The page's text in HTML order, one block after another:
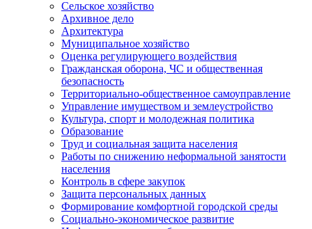
Сельское хозяйство
Архивное дело
Архитектура
Муниципальное хозяйство
Оценка регулирующего воздействия
Гражданская оборона, ЧС и общественная
безопасность
Территориально-общественное самоуправление
Управление имуществом и землеустройство
Культура, спорт и молодежная политика
Образование
Труд и социальная защита населения
Работы по снижению неформальной занятости
населения
Контроль в сфере закупок
Защита персональных данных
Формирование комфортной городской среды
Социально-экономическое развитие